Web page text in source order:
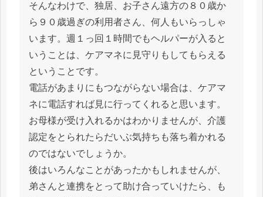
そんなわけで、独居、お子さん遠方の８０歳か
ら９０歳過ぎの利用者さん、何人もいらっしゃ
います。週１っ回１時間でもヘルパーが入ると
いうことは、ケアマネに見守りもしてもらえる
ということです。
電話があまりにもつながらない場合は、ケアマ
ネに電話すれば見に行ってくれると思います。
お母様が受け入れるかはわかりませんが、介護
認定をとられたらだいぶ気持ちも落ち着かれる
のではないでしょうか。
後はいろんなことがあったかもしれませんが、
弟さんと連携をとって助け合っていけたら、も